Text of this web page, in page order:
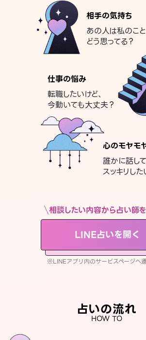
相手の気持ち
あの人は私のこ
どう思ってる？
仕事の悩み
転職したいけど、
今動いても大丈夫？
心のモヤモ
誰かに話して
スッキリし
相談したい内容から占い師
LINE占いを開く
※LINEアプリ内のサービスページへ
占いの流れ
HOW TO